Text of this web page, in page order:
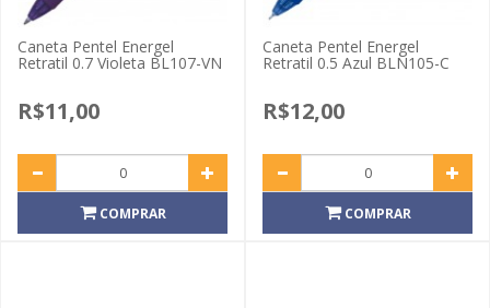
Caneta Pentel Energel
Retratil 0.7 Violeta BL107-VN
R$11,00
COMPRAR
Caneta Pentel Energel
Retratil 0.5 Azul BLN105-C
R$12,00
COMPRAR